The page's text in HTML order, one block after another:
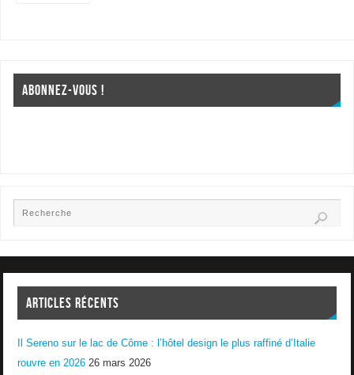
ABONNEZ-VOUS !
ARTICLES RÉCENTS
Il Sereno sur le lac de Côme : l’hôtel design le plus raffiné d’Italie
rouvre en 2026 26 mars 2026